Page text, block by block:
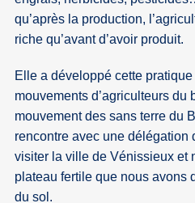
qu’après la production,
riche qu’avant d’avoir produit.
Elle a développé cette
mouvements d’agriculteurs du
mouvement des sans terre du
rencontre avec une délégation
visiter la ville de Vénissieux et
plateau fertile que nous avons
du sol.